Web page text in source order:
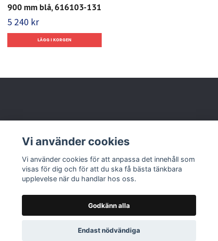
900 mm blå, 616103-131
5 240 kr
Läs mer
© 2026 Nolbox AB
Vi använder cookies
Vi använder cookies för att anpassa det innehåll som
visas för dig och för att du ska få bästa tänkbara
upplevelse när du handlar hos oss.
Godkänn alla
Endast nödvändiga